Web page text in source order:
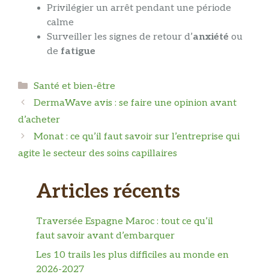
Privilégier un arrêt pendant une période
calme
Surveiller les signes de retour d’anxiété ou
de fatigue
Catégories
Santé et bien-être
DermaWave avis : se faire une opinion avant
d’acheter
Monat : ce qu’il faut savoir sur l’entreprise qui
agite le secteur des soins capillaires
Articles récents
Traversée Espagne Maroc : tout ce qu’il
faut savoir avant d’embarquer
Les 10 trails les plus difficiles au monde en
2026-2027